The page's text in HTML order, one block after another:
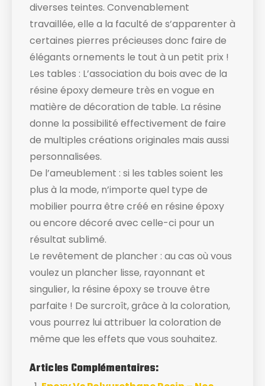
diverses teintes. Convenablement
travaillée, elle a la faculté de s’apparenter à
certaines pierres précieuses donc faire de
élégants ornements le tout à un petit prix !
Les tables : L’association du bois avec de la
résine époxy demeure très en vogue en
matière de décoration de table. La résine
donne la possibilité effectivement de faire
de multiples créations originales mais aussi
personnalisées.
De l’ameublement : si les tables soient les
plus à la mode, n’importe quel type de
mobilier pourra être créé en résine époxy
ou encore décoré avec celle-ci pour un
résultat sublimé.
Le revêtement de plancher : au cas où vous
voulez un plancher lisse, rayonnant et
singulier, la résine époxy se trouve être
parfaite ! De surcroît, grâce à la coloration,
vous pourrez lui attribuer la coloration de
même que les effets que vous souhaitez.
Articles Complémentaires: